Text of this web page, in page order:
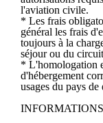
l'aviation civile.
* Les frais
général les frais
toujours à la
séjour ou du
* L'homologation
d'hébergement
usages du pays de